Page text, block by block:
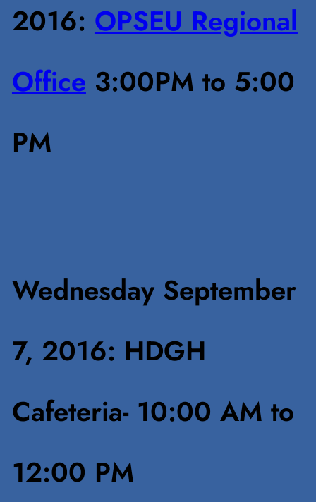
2016: OPSEU Regional
Office 3:00PM to 5:00
PM
Wednesday September
7, 2016: HDGH
Cafeteria- 10:00 AM to
12:00 PM